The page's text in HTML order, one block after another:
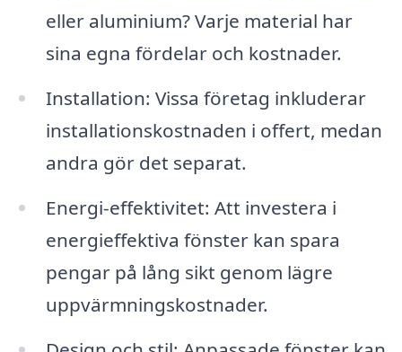
eller aluminium? Varje material har
sina egna fördelar och kostnader.
Installation: Vissa företag inkluderar
installationskostnaden i offert, medan
andra gör det separat.
Energi-effektivitet: Att investera i
energieffektiva fönster kan spara
pengar på lång sikt genom lägre
uppvärmningskostnader.